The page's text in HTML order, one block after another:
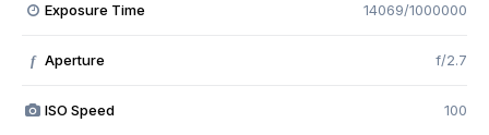
Exposure Time 14069/1000000
f Aperture f/2.7
ISO Speed 100